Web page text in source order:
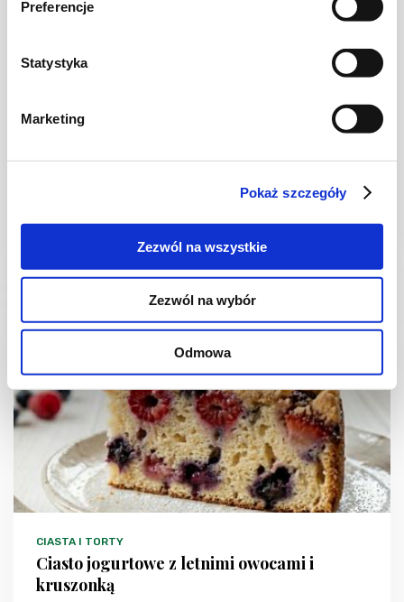
Preferencje
Statystyka
Marketing
Pokaż szczegóły
Zezwól na wszystkie
Zezwól na wybór
Odmowa
CIASTA I TORTY
frużeliną
4954 kcal
CIASTA I TORTY
Ciasto jogurtowe z letnimi owocami i
kruszonką